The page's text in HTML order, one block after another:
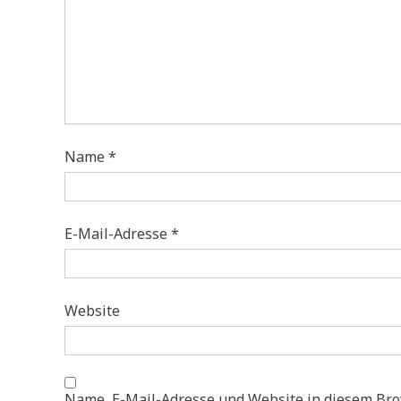
Name *
E-Mail-Adresse *
Website